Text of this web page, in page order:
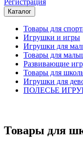
Регистрация
Каталог
Товары для
Игрушки и игры
Игрушки для
Товары для
Развивающие
Товары для
Игрушки для
ПОЛЕСЬЕ
Товары для